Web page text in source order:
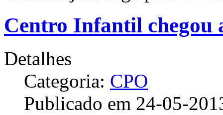
Centro Infantil chegou
Detalhes
Categoria: CPO
Publicado em 24-05-